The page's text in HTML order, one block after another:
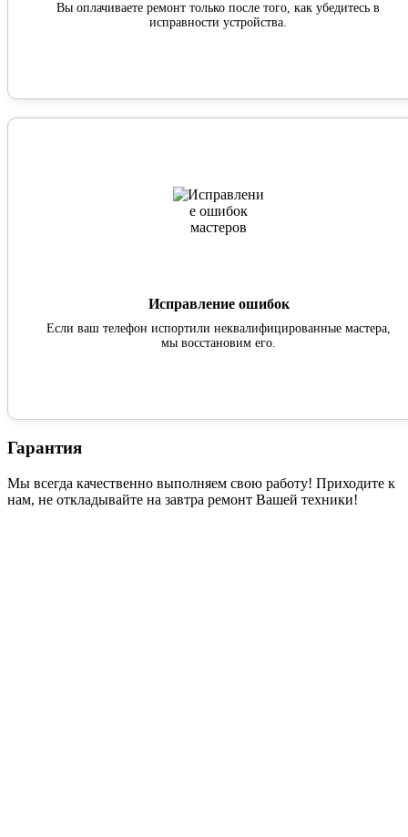
Вы оплачиваете ремонт только после того, как убедитесь в
исправности устройства.
Исправление ошибок
Если ваш телефон испортили неквалифицированные мастера,
мы восстановим его.
Гарантия
Мы всегда качественно выполняем свою работу! Приходите к
нам, не откладывайте на завтра ремонт Вашей техники!